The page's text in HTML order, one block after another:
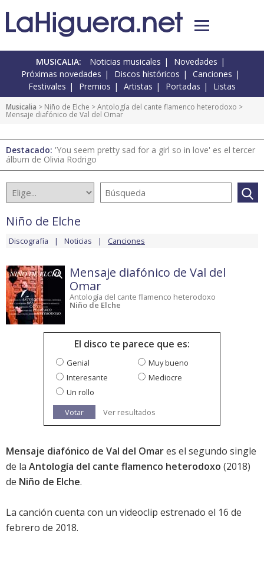
MUSICALIA: Noticias musicales
Novedades
Próximas novedades
Discos históricos
Canciones
Festivales
Premios Artistas Portadas Listas
Musicalia > Niño de Elche >Antología del cante flamenco heterodoxo >
Mensaje diafónico de Val del Omar
Destacado: 'You seem pretty sad for a girl so in love' es el tercer
álbum de Olivia Rodrigo
Niño de Elche
Discografía Noticias Canciones
Mensaje diafónico de Val del
Omar
Antología del cante flamenco heterodoxo
Niño de Elche
El disco te parece que es:
Genial
Muy bueno
Interesante
Mediocre
Un rollo
Votar
Ver resultados
Mensaje diafónico de Val del Omares el segundo single
de la Antología del cante flamenco heterodoxo (2018)
de Niño de Elche.
La canción cuenta con un videoclip estrenado el 16 de
febrero de 2018.